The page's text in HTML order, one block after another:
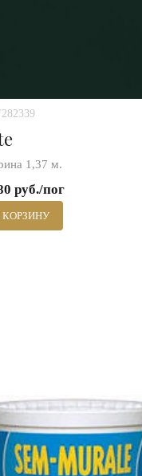
1,37 м.
руб./пог
КОРЗИНУ